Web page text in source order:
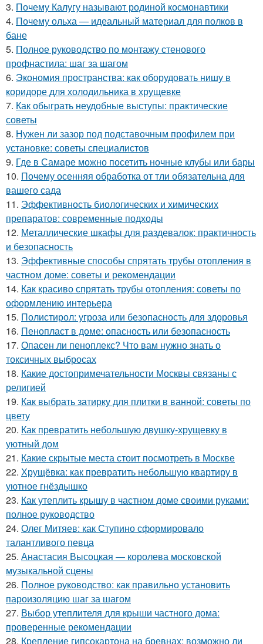
3. Почему Калугу называют родиной космонавтики
4. Почему ольха — идеальный материал для полков в
бане
5. Полное руководство по монтажу стенового
профнастила: шаг за шагом
6. Экономия пространства: как оборудовать нишу в
коридоре для холодильника в хрущевке
7. Как обыграть неудобные выступы: практические
советы
8. Нужен ли зазор под подставочным профилем при
установке: советы специалистов
9. Где в Самаре можно посетить ночные клубы или бары
10. Почему осенняя обработка от тли обязательна для
вашего сада
11. Эффективность биологических и химических
препаратов: современные подходы
12. Металлические шкафы для раздевалок: практичность
и безопасность
13. Эффективные способы спрятать трубы отопления в
частном доме: советы и рекомендации
14. Как красиво спрятать трубы отопления: советы по
оформлению интерьера
15. Полистирол: угроза или безопасность для здоровья
16. Пенопласт в доме: опасность или безопасность
17. Опасен ли пеноплекс? Что вам нужно знать о
токсичных выбросах
18. Какие достопримечательности Москвы связаны с
религией
19. Как выбрать затирку для плитки в ванной: советы по
цвету
20. Как превратить небольшую двушку-хрущевку в
уютный дом
21. Какие скрытые места стоит посмотреть в Москве
22. Хрущёвка: как превратить небольшую квартиру в
уютное гнёздышко
23. Как утеплить крышу в частном доме своими руками:
полное руководство
24. Олег Митяев: как Ступино сформировало
талантливого певца
25. Анастасия Высоцкая — королева московской
музыкальной сцены
26. Полное руководство: как правильно установить
пароизоляцию шаг за шагом
27. Выбор утеплителя для крыши частного дома:
проверенные рекомендации
28. Крепление гипсокартона на бревнах: возможно ли